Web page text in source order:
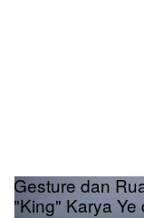
Gesture dan
"King" Karya